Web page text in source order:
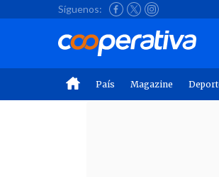
Síguenos:
País Magazine